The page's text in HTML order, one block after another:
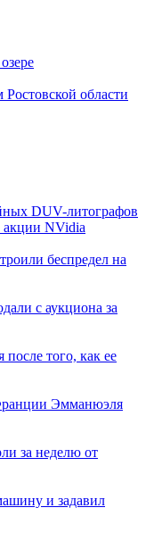
области
DUV-литографов
акции NVidia
беспредел на
с аукциона за
того, как ее
Эмманюэля
за неделю от
и задавил